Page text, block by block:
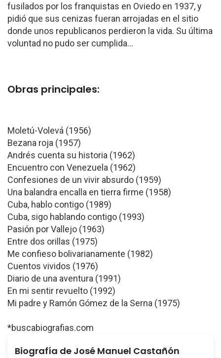
fusilados por los franquistas en Oviedo en 1937, y
pidió que sus cenizas fueran arrojadas en el sitio
donde unos republicanos perdieron la vida. Su última
voluntad no pudo ser cumplida...
Obras principales:
Moletú-Volevá (1956)
Bezana roja (1957)
Andrés cuenta su historia (1962)
Encuentro con Venezuela (1962)
Confesiones de un vivir absurdo (1959)
Una balandra encalla en tierra firme (1958)
Cuba, hablo contigo (1989)
Cuba, sigo hablando contigo (1993)
Pasión por Vallejo (1963)
Entre dos orillas (1975)
Me confieso bolivarianamente (1982)
Cuentos vividos (1976)
Diario de una aventura (1991)
En mi sentir revuelto (1992)
Mi padre y Ramón Gómez de la Serna (1975)
*buscabiografias.com
Biografía de José Manuel Castañón